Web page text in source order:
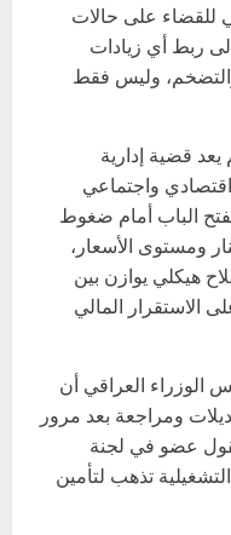
للقضاء على حالات
ربط أي زيادات
والتضخم، وليس فقط
قضية إدارية
واجتماعي
الباب أمام ضغوط
ومستوى الأسعار،
هيكلي يوازن بين
الاستقرار المالي
الوزراء العراقي أن
ومراجعة بعد مرور
ويقول عضو في لجنة
الموازنة التشغيلية تذهب لتأمين